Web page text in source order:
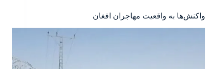
واکنش‌ها به واقعیت مهاجران افغان